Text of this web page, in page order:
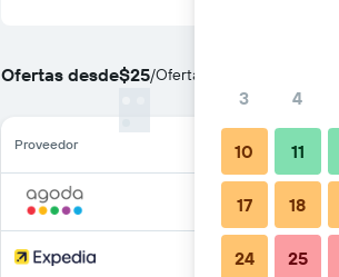
Ofertas desde$25/Oferta más barata de
Proveedor
3 4
10 11
17 18
24 25